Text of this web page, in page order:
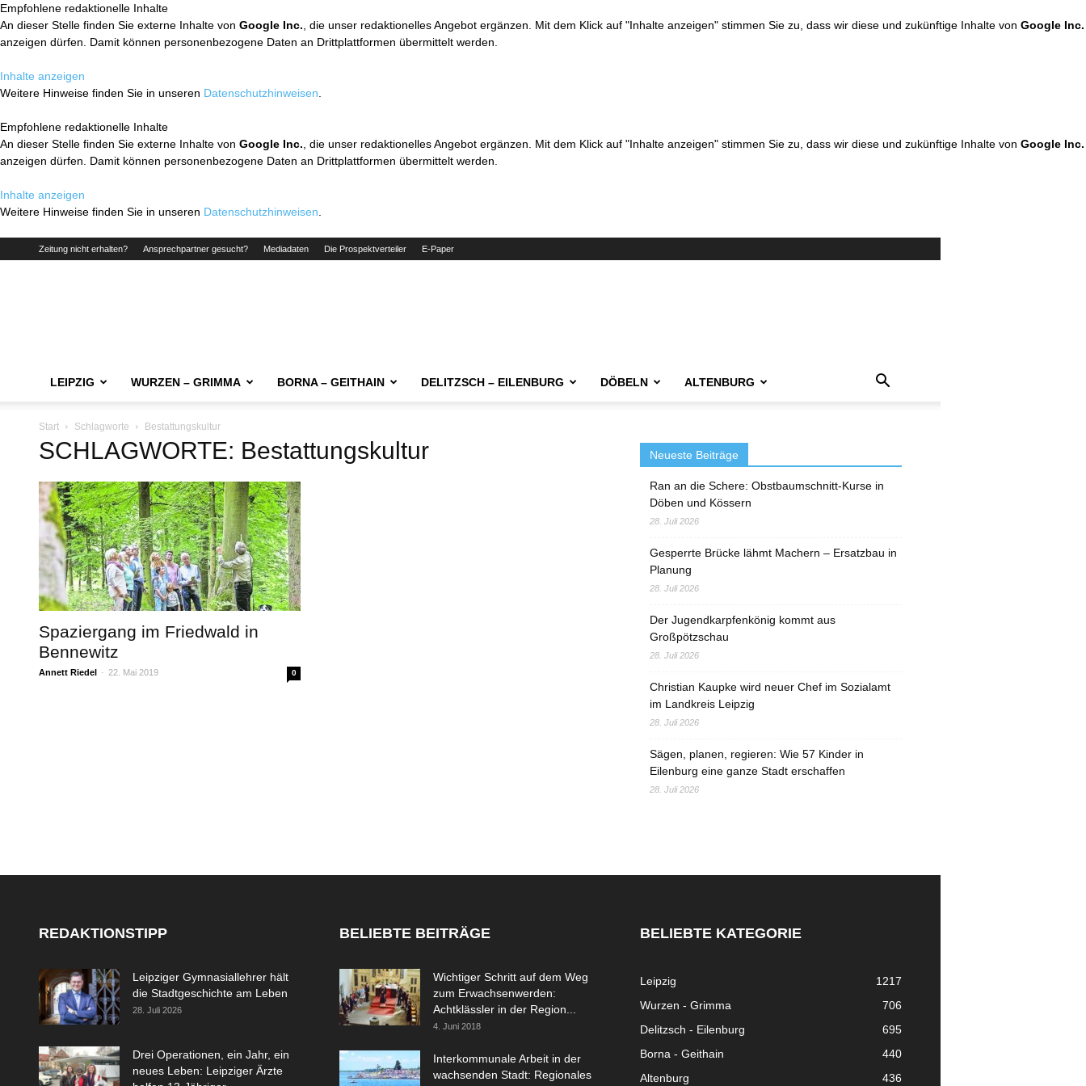
Empfohlene redaktionelle Inhalte
An dieser Stelle finden Sie externe Inhalte von Google Inc. , die unser redaktionelles Angebot ergänzen. Mit dem Klick auf "Inhalte anzeigen" stimmen Sie zu, dass wir diese und zukünftige Inhalte von Google Inc.
anzeigen dürfen. Damit können personenbezogene Daten an Drittplattformen übermittelt werden.
Inhalte anzeigen
Weitere Hinweise finden Sie in unseren Datenschutzhinweisen
Empfohlene redaktionelle Inhalte
An dieser Stelle finden Sie externe Inhalte von Google Inc. , die unser redaktionelles Angebot ergänzen. Mit dem Klick auf "Inhalte anzeigen" stimmen Sie zu, dass wir diese und zukünftige Inhalte von Google Inc.
anzeigen dürfen. Damit können personenbezogene Daten an Drittplattformen übermittelt werden.
Inhalte anzeigen
Weitere Hinweise finden Sie in unseren Datenschutzhinweisen
Zeitung nicht erhalten? Ansprechpartner gesucht? Mediadaten Die Prospektverteiler E-Paper
LEIPZIG WURZEN – GRIMMA BORNA – GEITHAIN DELITZSCH – EILENBURG DÖBELN ALTENBURG
Start Schlagworte Bestattungskultur
SCHLAGWORTE: Bestattungskultur
Spaziergang im Friedwald in
Bennewitz
Annett Riedel - 22. Mai 2019 0
Neueste Beiträge
Ran an die Schere: Obstbaumschnitt-Kurse in
Döben und Kössern
28. Juli 2026
Gesperrte Brücke lähmt Machern – Ersatzbau in
Planung
28. Juli 2026
Der Jugendkarpfenkönig kommt aus
Großpötzschau
28. Juli 2026
Christian Kaupke wird neuer Chef im Sozialamt
im Landkreis Leipzig
28. Juli 2026
Sägen, planen, regieren: Wie 57 Kinder in
Eilenburg eine ganze Stadt erschaffen
28. Juli 2026
REDAKTIONSTIPP
Leipziger Gymnasiallehrer hält
die Stadtgeschichte am Leben
28. Juli 2026
Drei Operationen, ein Jahr, ein
neues Leben: Leipziger Ärzte
BELIEBTE BEITRÄGE
Wichtiger Schritt auf dem Weg
zum Erwachsenwerden:
Achtklässler in der Region...
4. Juni 2018
Interkommunale Arbeit in der
wachsenden Stadt: Regionales
BELIEBTE KATEGORIE
Leipzig
1217
Wurzen - Grimma
706
Delitzsch - Eilenburg
695
Borna - Geithain
440
Altenburg
436